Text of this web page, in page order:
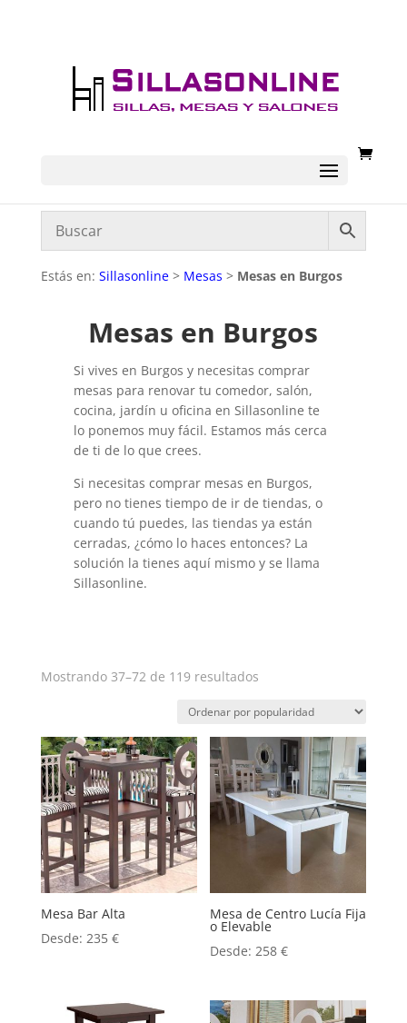
Estás en: Sillasonline> Mesas > Mesas en Burgos
Mesas en Burgos
Si vives en Burgos y necesitas comprar
mesas para renovar tu comedor, salón,
cocina, jardín u oficina en Sillasonline te
lo ponemos muy fácil. Estamos más cerca
de ti de lo que crees.
Si necesitas comprar mesas en Burgos,
pero no tienes tiempo de ir de tiendas, o
cuando tú puedes, las tiendas ya están
cerradas, ¿cómo lo haces entonces? La
solución la tienes aquí mismo y se llama
Sillasonline.
Mostrando 37–72 de 119 resultadosOrdenado
popularidad
Mesa Bar Alta
Desde: 235 €
Mesa de Centro Lucía Fija
o Elevable
Desde:258€